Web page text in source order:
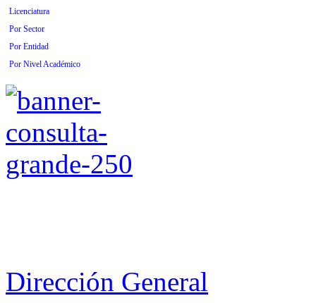
Licenciatura
Por Sector
Por Entidad
Por Nivel Académico
Dirección General